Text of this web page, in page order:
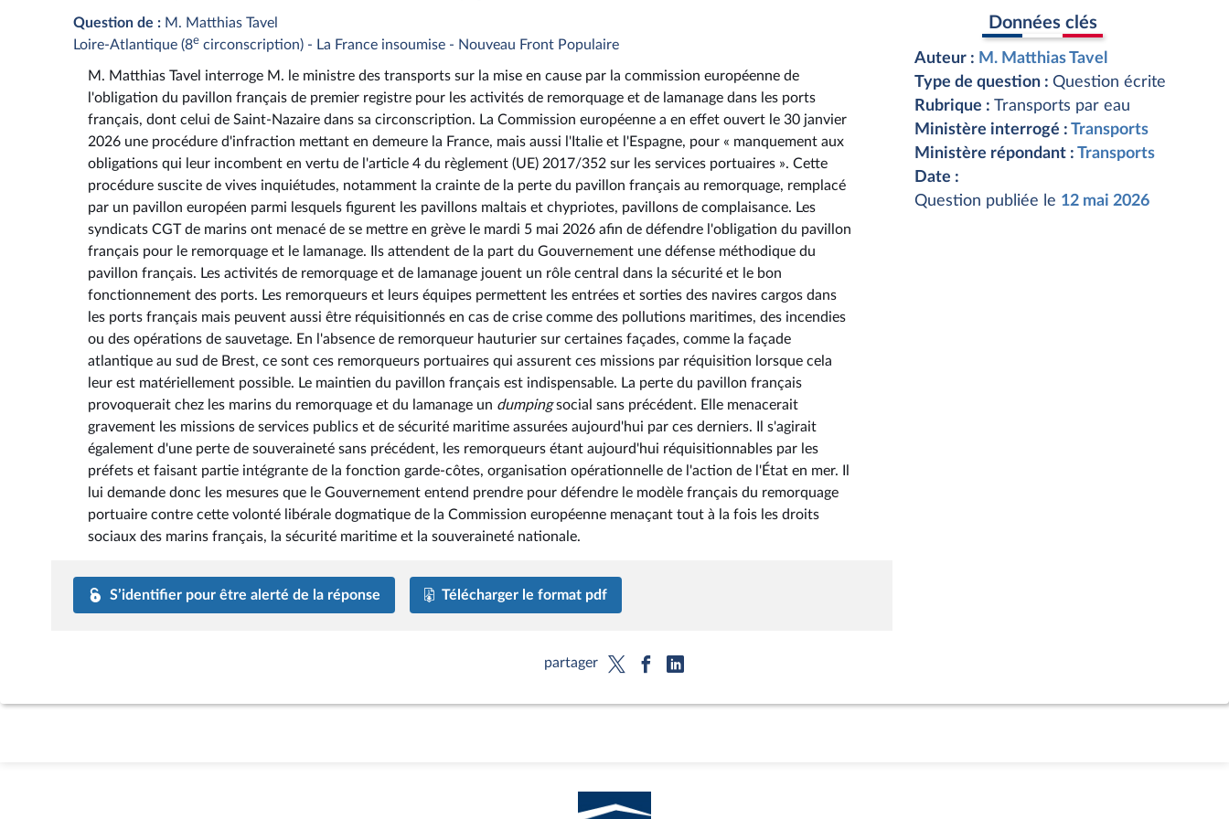
Question de : M. Matthias Tavel
Loire-Atlantique (8e circonscription) - La France insoumise - Nouveau Front Populaire
M. Matthias Tavel interroge M. le ministre des transports sur la mise en cause par la commission européenne de
l'obligation du pavillon français de premier registre pour les activités de remorquage et de lamanage dans les ports
français, dont celui de Saint-Nazaire dans sa circonscription. La Commission européenne a en effet ouvert le 30 janvier
2026 une procédure d'infraction mettant en demeure la France, mais aussi l'Italie et l'Espagne, pour « manquement aux
obligations qui leur incombent en vertu de l'article 4 du règlement (UE) 2017/352 sur les services portuaires ». Cette
procédure suscite de vives inquiétudes, notamment la crainte de la perte du pavillon français au remorquage, remplacé
par un pavillon européen parmi lesquels figurent les pavillons maltais et chypriotes, pavillons de complaisance. Les
syndicats CGT de marins ont menacé de se mettre en grève le mardi 5 mai 2026 afin de défendre l'obligation du pavillon
français pour le remorquage et le lamanage. Ils attendent de la part du Gouvernement une défense méthodique du
pavillon français. Les activités de remorquage et de lamanage jouent un rôle central dans la sécurité et le bon
fonctionnement des ports. Les remorqueurs et leurs équipes permettent les entrées et sorties des navires cargos dans
les ports français mais peuvent aussi être réquisitionnés en cas de crise comme des pollutions maritimes, des incendies
ou des opérations de sauvetage. En l'absence de remorqueur hauturier sur certaines façades, comme la façade
atlantique au sud de Brest, ce sont ces remorqueurs portuaires qui assurent ces missions par réquisition lorsque cela
leur est matériellement possible. Le maintien du pavillon français est indispensable. La perte du pavillon français
provoquerait chez les marins du remorquage et du lamanage un dumpingsocial sans précédent. Elle menacerait
gravement les missions de services publics et de sécurité maritime assurées aujourd'hui par ces derniers. Il s'agirait
également d'une perte de souveraineté sans précédent, les remorqueurs étant aujourd'hui réquisitionnables par les
préfets et faisant partie intégrante de la fonction garde-côtes, organisation opérationnelle de l'action de l'État en mer. Il
lui demande donc les mesures que le Gouvernement entend prendre pour défendre le modèle français du remorquage
portuaire contre cette volonté libérale dogmatique de la Commission européenne menaçant tout à la fois les droits
sociaux des marins français, la sécurité maritime et la souveraineté nationale.
S’identifier pour être alerté de la réponse Télécharger le format pdf
Données clés
Auteur : M. Matthias Tavel
Type de question : Question écrite
Rubrique : Transports par eau
Ministère interrogé : Transports
Ministère répondant : Transports
Date :
Question publiée le 12 mai 2026
partager